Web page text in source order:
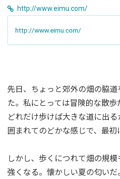
http://www.eimu.com/
http://www.eimu.com/
先日、ちょっと郊外の畑の脇
た。私にとっては冒険的な散歩
どれだけ歩けば大きな道に出
囲まれてのどかな感じで、最初
しかし、歩くにつれて畑の規
強くなる。懐かしい夏の匂い